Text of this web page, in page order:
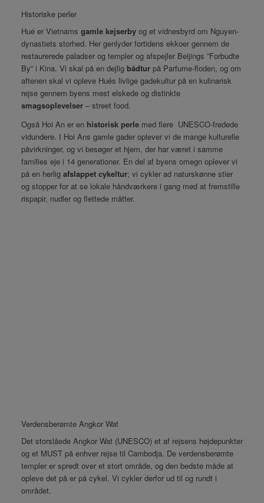
Historiske perler
Hué er Vietnams gamle kejserbyog et vidnesbyrd om Nguyen-
dynastiets storhed. Her genlyder fortidens ekkoer gennem de
restaurerede paladser og templer og afspejler Beijings ”Forbudte
By” i Kina. Vi skal på en dejlig bådturpå Parfume-floden, og om
aftenen skal vi opleve Hués livlige gadekultur på en kulinarisk
rejse gennem byens mest elskede og distinkte
smagsoplevelser– street food.
Også Hoi An er en historisk perlemed flere UNESCO-fredede
vidundere. I Hoi Ans gamle gader oplever vi de mange kulturelle
påvirkninger, og vi besøger et hjem, der har været i samme
families eje i 14 generationer. En del af byens omegn oplever vi
på en herlig afslappet cykeltur; vi cykler ad naturskønne stier
og stopper for at se lokale håndværkere i gang med at fremstille
rispapir, nudler og flettede måtter.
Verdensberømte Angkor Wat
Det storslåede Angkor Wat (UNESCO) et af rejsens højdepunkter
og et MUST på enhver rejse til Cambodja. De verdensberømte
templer er spredt over et stort område, og den bedste måde at
opleve det på er på cykel. Vi cykler derfor ud til og rundt i
området.